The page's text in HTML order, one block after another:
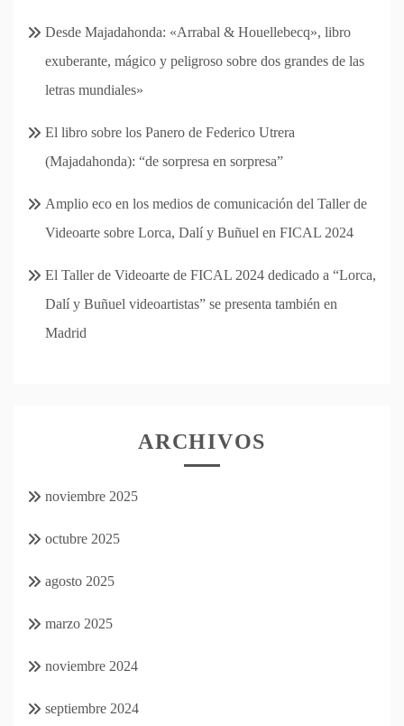
Desde Majadahonda: «Arrabal & Houellebecq», libro
exuberante, mágico y peligroso sobre dos grandes de las
letras mundiales»
El libro sobre los Panero de Federico Utrera
(Majadahonda): “de sorpresa en sorpresa”
Amplio eco en los medios de comunicación del Taller de
Videoarte sobre Lorca, Dalí y Buñuel en FICAL 2024
El Taller de Videoarte de FICAL 2024 dedicado a “Lorca,
Dalí y Buñuel videoartistas” se presenta también en
Madrid
ARCHIVOS
noviembre 2025
octubre 2025
agosto 2025
marzo 2025
noviembre 2024
septiembre 2024